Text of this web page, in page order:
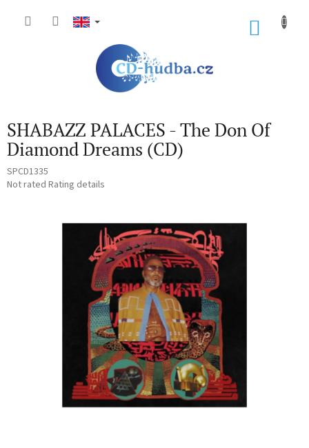
SHABAZZ PALACES - The Don Of
Diamond Dreams (CD)
SPCD1335
The
Not rated Rating details